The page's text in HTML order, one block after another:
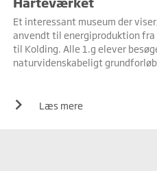
Marketing
Marketing cookies bruges til at
websites. Hensigten er at vise
engagerende for den enkelte
Et interessant museum der
anvendt til energiproduktion
til Kolding. Alle 1.g elever
naturvidenskabeligt
Læs mere